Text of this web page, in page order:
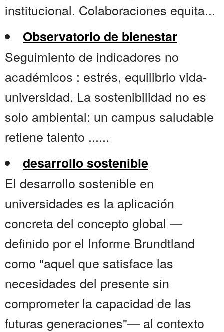
institucional. Colaboraciones equita...
Observatorio de bienestar
Seguimiento de indicadores no
académicos : estrés, equilibrio vida-
universidad. La sostenibilidad no es
solo ambiental: un campus saludable
retiene talento ......
desarrollo sostenible
El desarrollo sostenible en
universidades es la aplicación
concreta del concepto global —
definido por el Informe Brundtland
como "aquel que satisface las
necesidades del presente sin
comprometer la capacidad de las
futuras generaciones"— al contexto